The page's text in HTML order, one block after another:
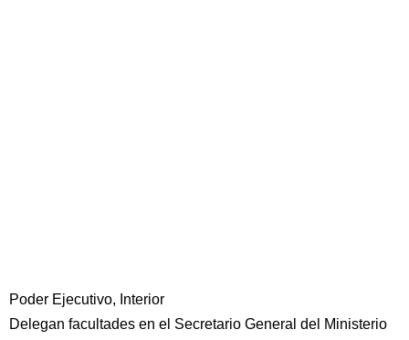
Poder Ejecutivo, Interior
Delegan facultades en el Secretario General del Ministerio